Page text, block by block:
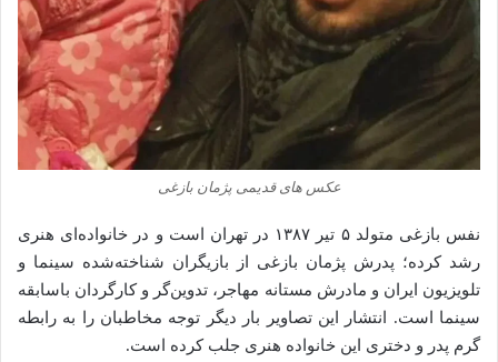
عکس های قدیمی پژمان بازغی
نفس بازغی متولد ۵ تیر ۱۳۸۷ در تهران است و در خانواده‌ای هنری
رشد کرده؛ پدرش پژمان بازغی از بازیگران شناخته‌شده سینما و
تلویزیون ایران و مادرش مستانه مهاجر، تدوین‌گر و کارگردان باسابقه
سینما است. انتشار این تصاویر بار دیگر توجه مخاطبان را به رابطه
گرم پدر و دختری این خانواده هنری جلب کرده است.